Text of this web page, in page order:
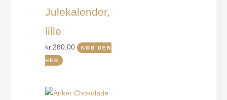
Julekalender,
lille
kr.280,00 KØB DEN
HER